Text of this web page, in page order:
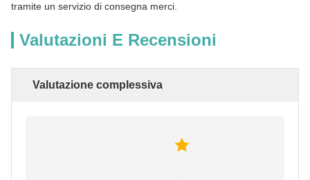
tramite un servizio di consegna merci.
Valutazioni E Recensioni
Valutazione complessiva